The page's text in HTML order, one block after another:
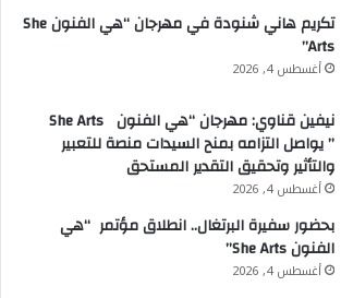
تكريم هاني شنودة في مهرجان “هي الفنون She
Arts”
أغسطس 4, 2026
نيفين قناوي: مهرجان “هي الفنون She Arts
” يواصل التزامه بمنح السيدات منصة للتعبير
والتأثير وتحقيق التقدير المستحق
أغسطس 4, 2026
بحضور سفيرة البرتغال.. انطلاق مؤتمر “هي
الفنون She Arts”
أغسطس 4, 2026